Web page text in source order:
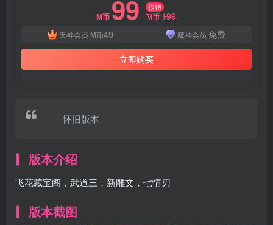
M币 99 促销
M币199
天神会员 M币49 魔神会员 免费
立即购买
怀旧版本
版本介绍
飞花藏宝阁，武道三，新雕文，七情刃
版本截图